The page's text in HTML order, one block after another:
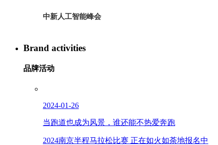
中新人工智能峰会
Brand activities
品牌活动
2024-01-26
当跑道也成为风景，谁还能不热爱奔跑
2024南京半程马拉松比赛 正在如火如荼地报名中